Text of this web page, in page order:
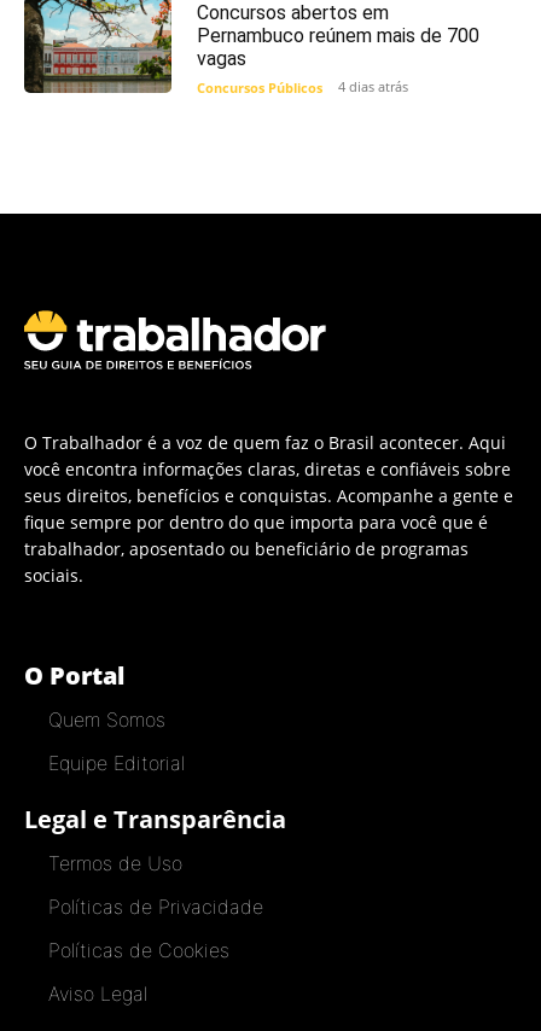
Concursos abertos em
Pernambuco reúnem mais de 700
vagas
Concursos Públicos 4 dias atrás
O Trabalhador é a voz de quem faz o Brasil acontecer. Aqui
você encontra informações claras, diretas e confiáveis sobre
seus direitos, benefícios e conquistas. Acompanhe a gente e
fique sempre por dentro do que importa para você que é
trabalhador, aposentado ou beneficiário de programas
sociais.
O Portal
Quem Somos
Equipe Editorial
Legal e Transparência
Termos de Uso
Políticas de Privacidade
Políticas de Cookies
Aviso Legal